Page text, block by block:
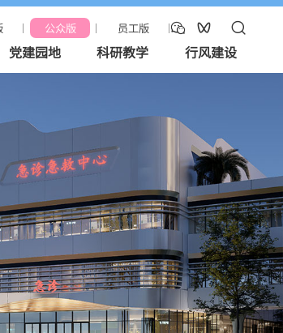
公众版 员工版   
党建园地 科研教学 行风建设